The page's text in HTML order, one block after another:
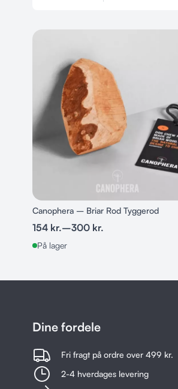
Canophera – Briar Rod Tyggerod
154 kr.–300 kr.
På lager
Dine fordele
Fri fragt på ordre over 499 kr.
2-4 hverdages levering